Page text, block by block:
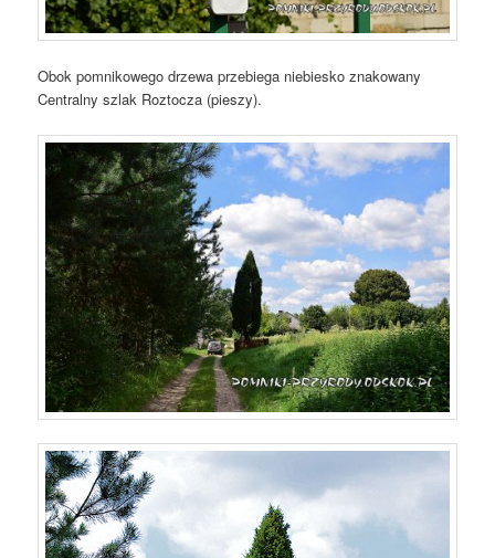
Obok pomnikowego drzewa przebiega niebiesko znakowany
Centralny szlak Roztocza (pieszy).